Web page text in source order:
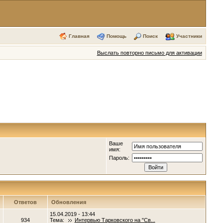
Главная Помощь Поиск Участники
Выслать повторно письмо для активации
Ваше
имя:
Пароль:
Ответов Обновления
934
15.04.2019 - 13:44
Тема:
Интервью Тарковского на "Св...